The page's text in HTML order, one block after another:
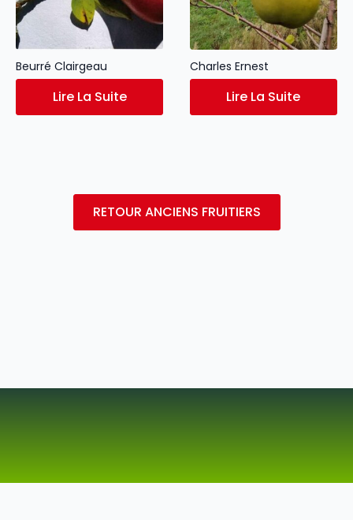
Beurré Clairgeau
Lire La Suite
Charles Ernest
Lire La Suite
RETOUR ANCIENS FRUITIERS